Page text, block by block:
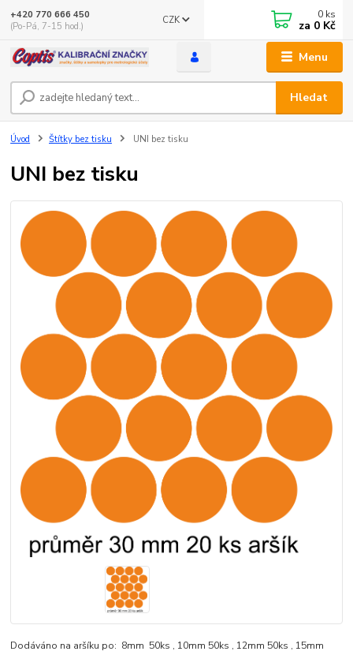
Menu
CZK
Hledat
+420 770 666 450
(Po-Pá, 7-15 hod.)
0 ks
za 0 Kč
Úvod Štítky bez tisku UNI bez tisku
UNI bez tisku
Dodáváno na aršíku po: 8mm 50ks , 10mm 50ks , 12mm 50ks , 15mm